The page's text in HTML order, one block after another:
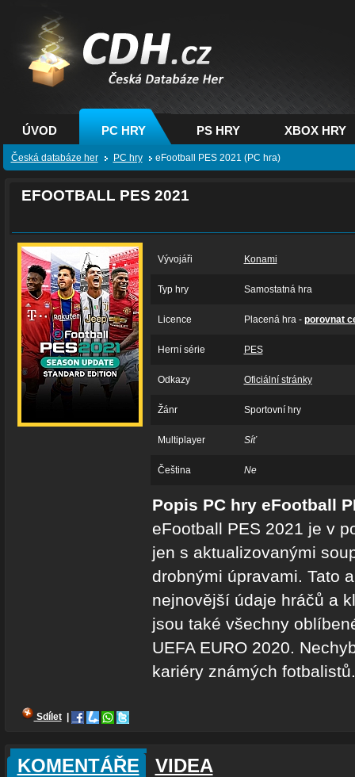
CDH.cz - hry na PC,
PS, XBOX - Česká
databáze her
ÚVOD PC HRY PS HRY XBOX HRY
Česká databáze her PC hry eFootball PES 2021 (PC hra)
EFOOTBALL PES 2021
Vývojáři Konami
Typ hry Samostatná hra
Licence Placená hra - porovnat
Herní série PES
Odkazy Oficiální stránky
Žánr Sportovní hry
Multiplayer Síť
Čeština Ne
Popis PC hry eFootball
eFootball PES 2021 je v
jen s aktualizovanými
drobnými úpravami. Tato
nejnovější údaje hráčů a
jsou také všechny
UEFA EURO 2020.
kariéry známých fotbalistů.
Sdílet
KOMENTÁŘE VIDEA